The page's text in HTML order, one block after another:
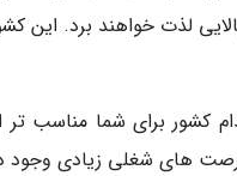
لذت خواهند برد. این
کشور برای شما مناسب
های شغلی زیادی وجود